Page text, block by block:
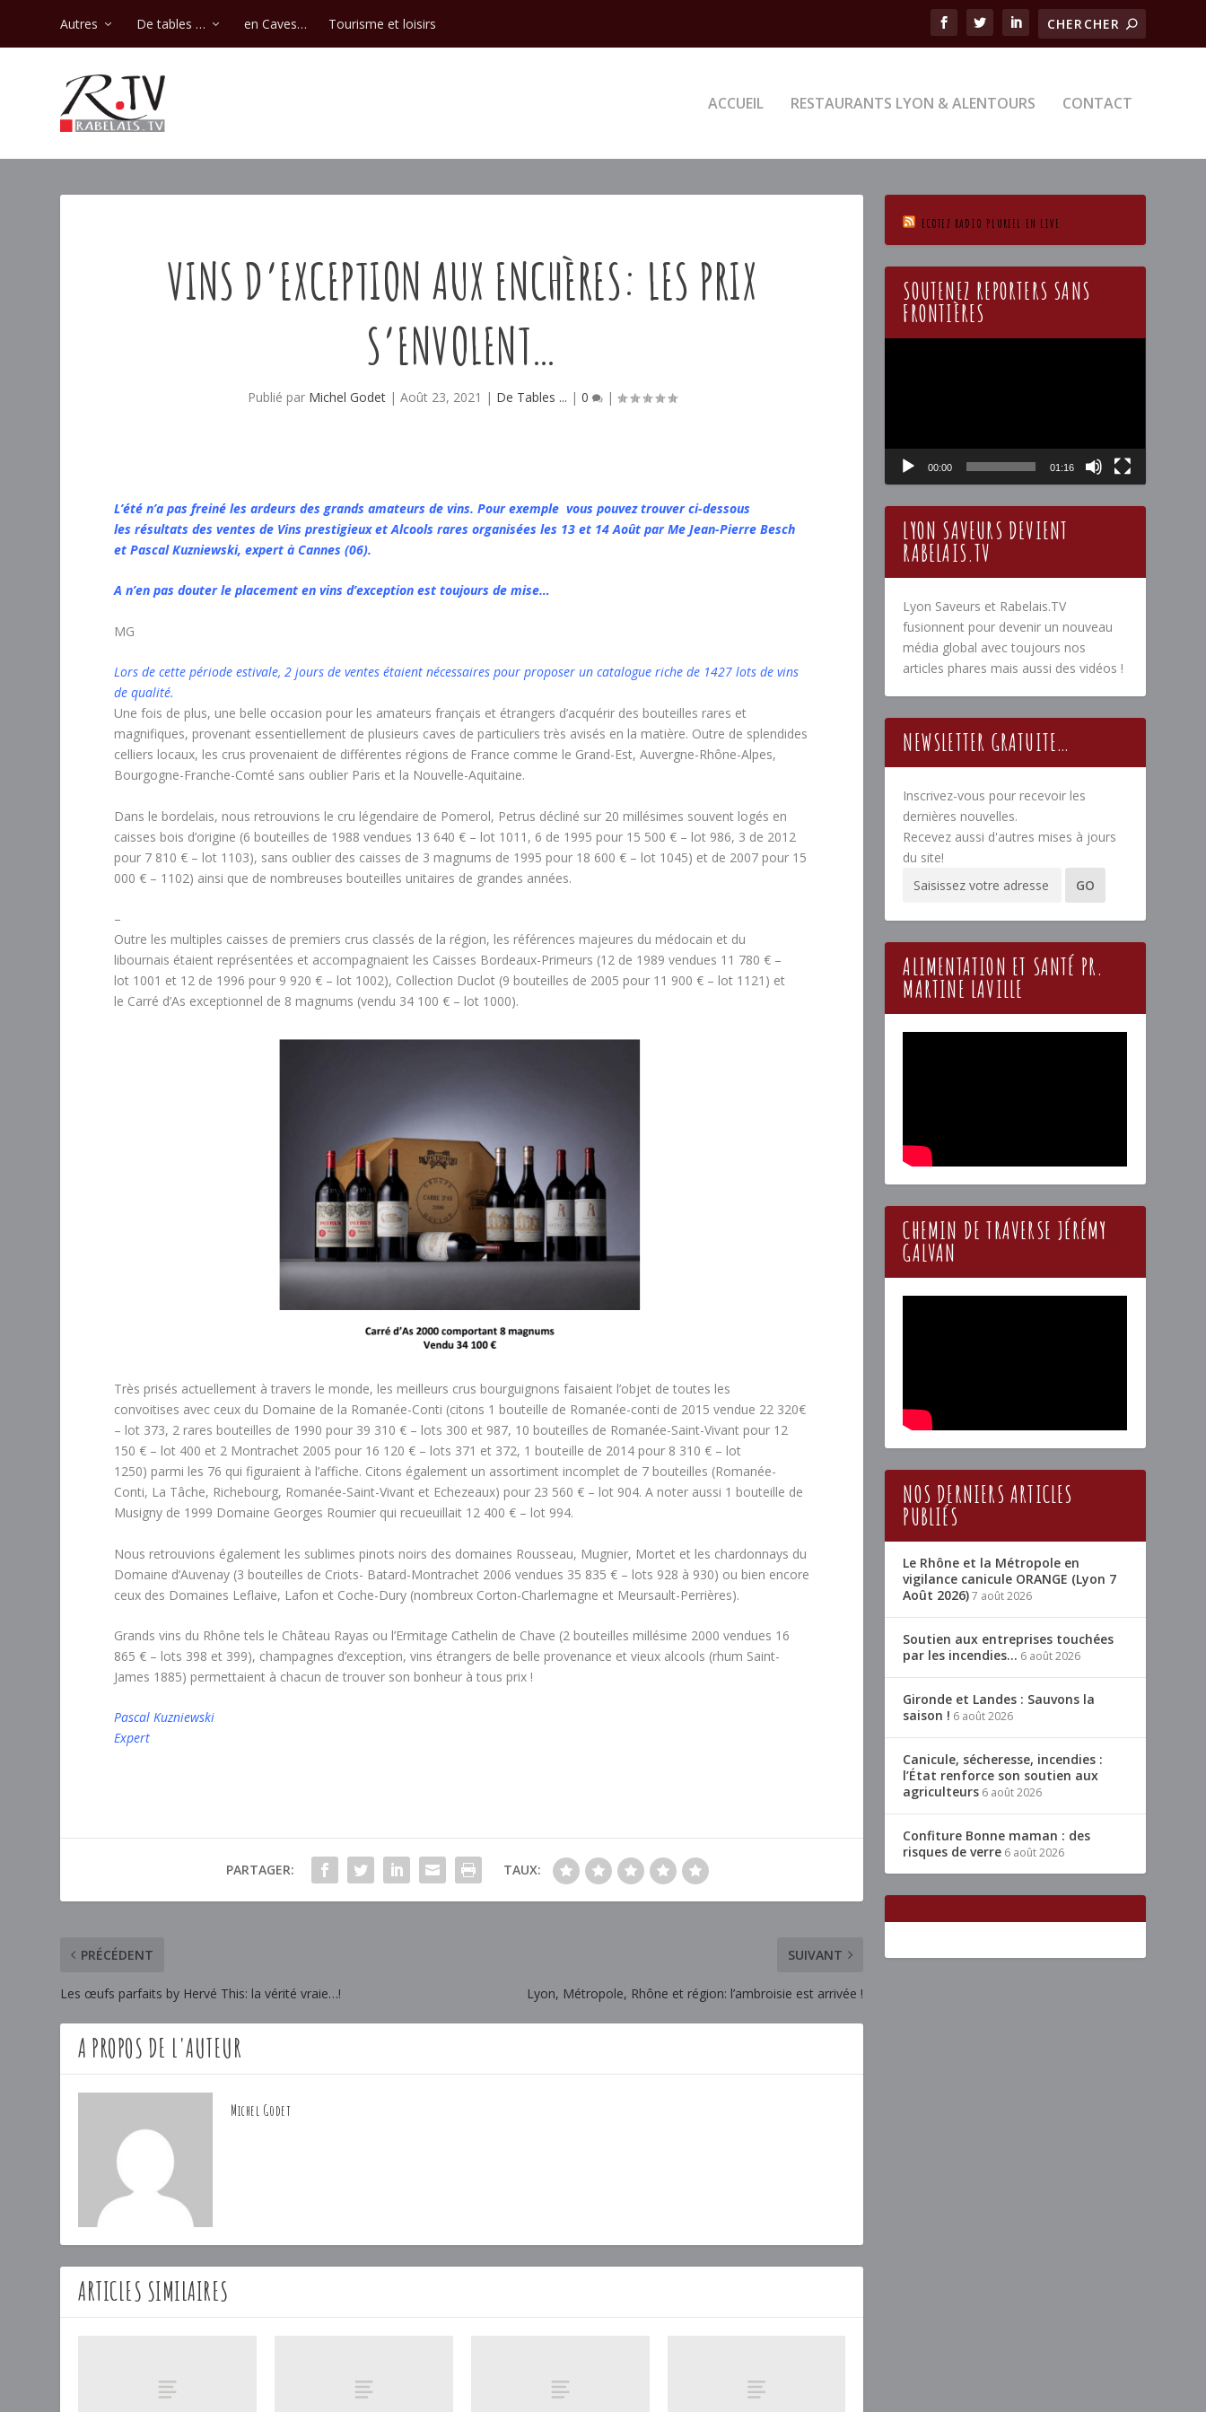
Autres De tables … en Caves… Tourisme et loisirs
ACCUEIL RESTAURANTS LYON & ALENTOURS CONTACT
VINS D’EXCEPTION AUX ENCHÈRES: LES PRIX
S’ENVOLENT…
Publié par Michel Godet| Août 23, 2021 | De Tables ... | 0 |
L’été n’a pas freiné les ardeurs des grands amateurs de vins. Pour exemple vous pouvez trouver ci-dessous
les résultats des ventes de Vins prestigieux et Alcools rares organisées les 13 et 14 Août par Me Jean-Pierre Besch
et Pascal Kuzniewski, expert à Cannes (06).
A n’en pas douter le placement en vins d’exception est toujours de mise…
MG
Lors de cette période estivale, 2 jours de ventes étaient nécessaires pour proposer un catalogue riche de 1427 lots de vins
de qualité.
Une fois de plus, une belle occasion pour les amateurs français et étrangers d’acquérir des bouteilles rares et
magnifiques, provenant essentiellement de plusieurs caves de particuliers très avisés en la matière. Outre de splendides
celliers locaux, les crus provenaient de différentes régions de France comme le Grand-Est, Auvergne-Rhône-Alpes,
Bourgogne-Franche-Comté sans oublier Paris et la Nouvelle-Aquitaine.
Dans le bordelais, nous retrouvions le cru légendaire de Pomerol, Petrus décliné sur 20 millésimes souvent logés en
caisses bois d’origine (6 bouteilles de 1988 vendues 13 640 € – lot 1011, 6 de 1995 pour 15 500 € – lot 986, 3 de 2012
pour 7 810 € – lot 1103), sans oublier des caisses de 3 magnums de 1995 pour 18 600 € – lot 1045) et de 2007 pour 15
000 € – 1102) ainsi que de nombreuses bouteilles unitaires de grandes années.
–
Outre les multiples caisses de premiers crus classés de la région, les références majeures du médocain et du
libournais étaient représentées et accompagnaient les Caisses Bordeaux-Primeurs (12 de 1989 vendues 11 780 € –
lot 1001 et 12 de 1996 pour 9 920 € – lot 1002), Collection Duclot (9 bouteilles de 2005 pour 11 900 € – lot 1121) et
le Carré d’As exceptionnel de 8 magnums (vendu 34 100 € – lot 1000).
Très prisés actuellement à travers le monde, les meilleurs crus bourguignons faisaient l’objet de toutes les
convoitises avec ceux du Domaine de la Romanée-Conti (citons 1 bouteille de Romanée-conti de 2015 vendue 22 320€
– lot 373, 2 rares bouteilles de 1990 pour 39 310 € – lots 300 et 987, 10 bouteilles de Romanée-Saint-Vivant pour 12
150 € – lot 400 et 2 Montrachet 2005 pour 16 120 € – lots 371 et 372, 1 bouteille de 2014 pour 8 310 € – lot
1250) parmi les 76 qui figuraient à l’affiche. Citons également un assortiment incomplet de 7 bouteilles (Romanée-
Conti, La Tâche, Richebourg, Romanée-Saint-Vivant et Echezeaux) pour 23 560 € – lot 904. A noter aussi 1 bouteille de
Musigny de 1999 Domaine Georges Roumier qui recueuillait 12 400 € – lot 994.
Nous retrouvions également les sublimes pinots noirs des domaines Rousseau, Mugnier, Mortet et les chardonnays du
Domaine d’Auvenay (3 bouteilles de Criots- Batard-Montrachet 2006 vendues 35 835 € – lots 928 à 930) ou bien encore
ceux des Domaines Leflaive, Lafon et Coche-Dury (nombreux Corton-Charlemagne et Meursault-Perrières).
Grands vins du Rhône tels le Château Rayas ou l’Ermitage Cathelin de Chave (2 bouteilles millésime 2000 vendues 16
865 € – lots 398 et 399), champagnes d’exception, vins étrangers de belle provenance et vieux alcools (rhum Saint-
James 1885) permettaient à chacun de trouver son bonheur à tous prix !
Pascal Kuzniewski
Expert
PARTAGER: TAUX:
PRÉCÉDENT
Les œufs parfaits by Hervé This: la vérité vraie…!
SUIVANT
Lyon, Métropole, Rhône et région: l’ambroisie est arrivée !
A PROPOS DE L'AUTEUR
Michel Godet
ARTICLES SIMILAIRES
ECOTEZ RADIO PLURIEL EN LIVE
SOUTENEZ REPORTERS SANS
FRONTIÈRES
00:00 01:16
LYON SAVEURS DEVIENT
RABELAIS.TV
Lyon Saveurs et Rabelais.TV
fusionnent pour devenir un nouveau
média global avec toujours nos
articles phares mais aussi des vidéos !
NEWSLETTER GRATUITE…
Inscrivez-vous pour recevoir les
dernières nouvelles.
Recevez aussi d'autres mises à jours
du site!
ALIMENTATION ET SANTÉ PR.
MARTINE LAVILLE
CHEMIN DE TRAVERSE JÉRÉMY
GALVAN
NOS DERNIERS ARTICLES
PUBLIÉS
Le Rhône et la Métropole en
vigilance canicule ORANGE (Lyon 7
Août 2026)7 août 2026
Soutien aux entreprises touchées
par les incendies… 6 août 2026
Gironde et Landes : Sauvons la
saison ! 6 août 2026
Canicule, sécheresse, incendies :
l’État renforce son soutien aux
agriculteurs 6 août 2026
Confiture Bonne maman : des
risques de verre 6 août 2026